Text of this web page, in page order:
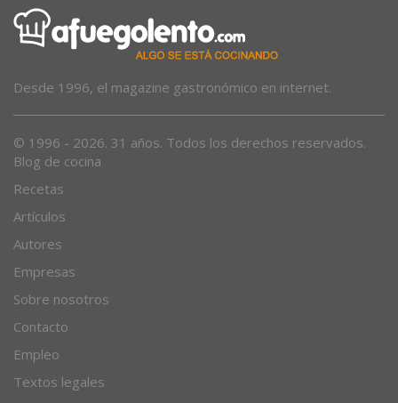
Desde 1996, el magazine gastronómico en internet.
© 1996 - 2026. 31 años. Todos los derechos reservados.
Blog de cocina
Recetas
Artículos
Autores
Empresas
Sobre nosotros
Contacto
Empleo
Textos legales